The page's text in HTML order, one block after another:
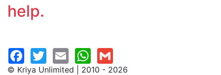
help.
© Kriya Unlimited | 2010 - 2026